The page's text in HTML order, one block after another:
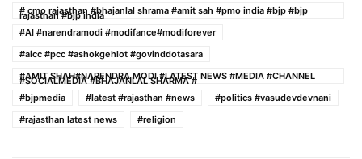
# cmo rajasthan #bhajanlal shrama #amit sah #pmo india #bjp #bjp
rajasthan #bjp india
#AI #narendramodi #modifance#modiforever
#aicc #pcc #ashokgehlot #govinddotasara
#AMIT SHAH#NARENDRA MODI #LATEST NEWS #MEDIA #CHANNEL
#SOCIALMEDIA #BHAJANLAL SHARMA #
#bjpmedia
#latest #rajasthan #news
#politics #vasudevdevnani
#rajasthan latest news
#religion